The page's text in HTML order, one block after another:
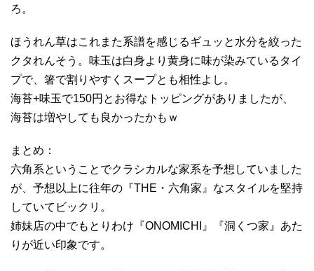
ろ。
ほうれん草はこれまた系譜を感じるギュッと水分を絞った
クタれんそう。味玉は白身より黄身に味が染みているタイ
プで、箸で割りやすくスープとも相性よし。
海苔+味玉で150円とお得なトッピングがありましたが、
海苔は増やしても良かったかもｗ
まとめ：
六角系ということでクラシカルな家系を予想していました
が、予想以上に往年の『THE・六角家』なスタイルを堅持
していてビックリ。
姉妹店の中でもとりわけ『ONOMICHI』『洞くつ家』あた
りが近い印象です。